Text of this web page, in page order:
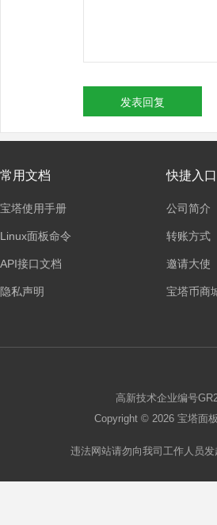
发表回复
常用文档
宝塔使用手册
Linux面板命令
API接口文档
隐私声明
快捷入口
公司简介
转账方式
邀请大使
宝塔币商
高新技术企业编号
Copyright © 2026 宝塔面板
违法网站请勿向我司工作人员